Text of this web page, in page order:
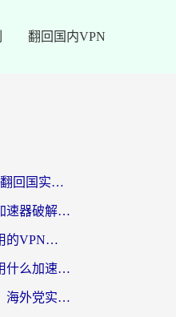
翻回国内VPN
海外党别再踩坑！vpn翻回国实用指南——选对加速器，国内资源无缝用
海外党别踩坑！免费加速器破解版真的能用？教你无缝访问国内资源的正确姿势
海外党必看：免费好用的VPN？不如选对转国内加速器实现无缝追剧
在阿根廷玩国内游戏用什么加速器？3年海外党亲测实用指南
迅游和小黑牛哪个好？海外党实测指南，选对中国地址加速器才能无缝刷国内资源